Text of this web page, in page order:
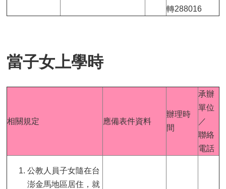
轉288016
當子女上學時
相關規定 應備表件資料
辦理時
間
承辦
單位
／
聯絡
電話
公教人員子女隨在台
澎金馬地區居住，就